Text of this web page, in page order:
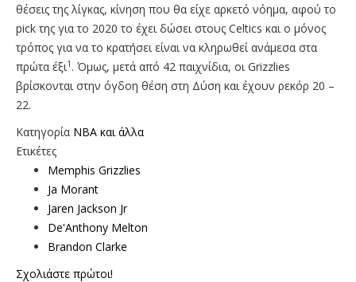
θέσεις της λίγκας, κίνηση που θα είχε αρκετό νόημα, αφού το
pick της για το 2020 το έχει δώσει στους Celtics και ο μόνος
τρόπος για να το κρατήσει είναι να κληρωθεί ανάμεσα στα
πρώτα έξι1 . Όμως, μετά από 42 παιχνίδια, οι Grizzlies
βρίσκονται στην όγδοη θέση στη Δύση και έχουν ρεκόρ 20 –
22.
Κατηγορία NBA και άλλα
Ετικέτες
Memphis Grizzlies
Ja Morant
Jaren Jackson Jr
De'Anthony Melton
Brandon Clarke
Σχολιάστε πρώτοι!